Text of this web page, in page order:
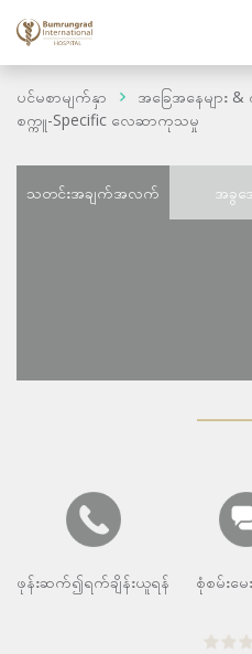
ပင်မစာမျက်နှာ အခြေအနေများ
စက္ကူ-Specific လေဆာကုသမှု
သတင်းအချက်အလက် အခွအ
ဖုန်းဆက်၍ရက်ချိန်းယူရန် စုံစမ်းမေ